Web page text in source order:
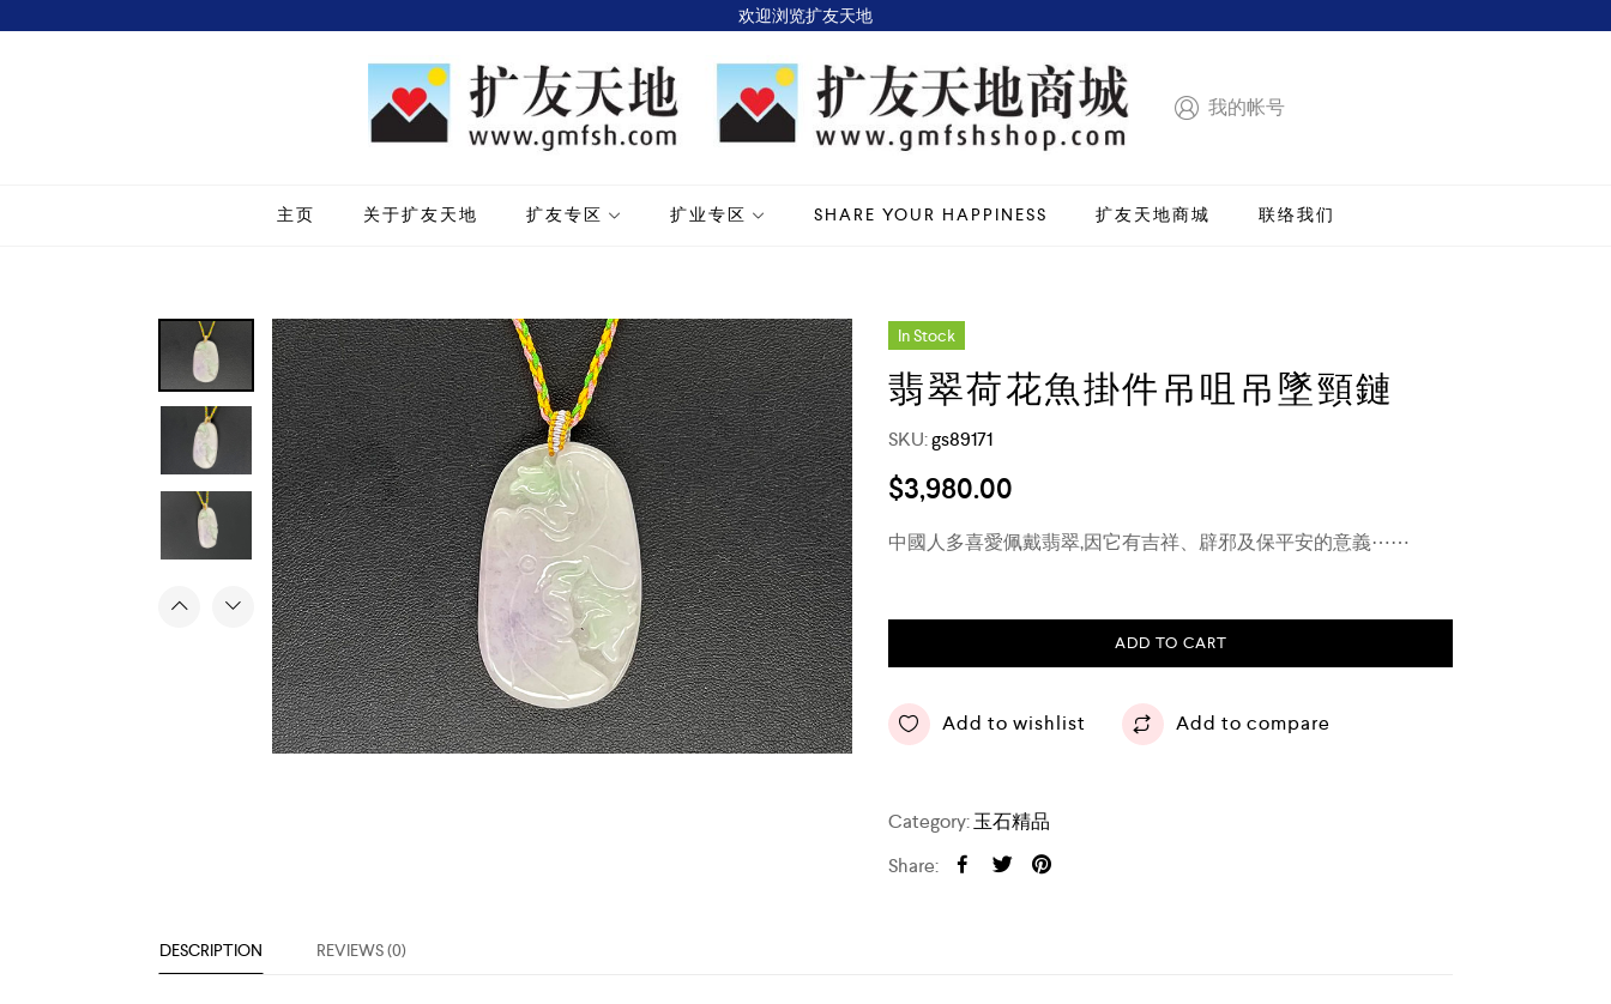
欢迎浏览扩友天地
我的帐号
主页 关于扩友天地 扩友专区 扩业专区 SHARE YOUR HAPPINESS 扩友天地商城 联络我们
In Stock
翡翠荷花魚掛件吊咀吊墜頸鏈
SKU:gs89171
$3,980.00
中國人多喜愛佩戴翡翠,因它有吉祥、辟邪及保平安的意義⋯⋯
ADD TO CART
Add to wishlist Add to compare
Category:玉石精品
Share:
DESCRIPTION REVIEWS (0)